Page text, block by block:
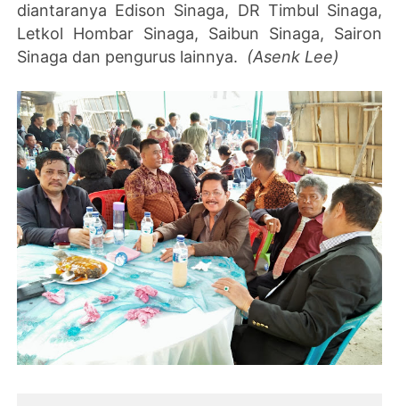
diantaranya Edison Sinaga, DR Timbul Sinaga,
Letkol Hombar Sinaga, Saibun Sinaga, Sairon
Sinaga dan pengurus lainnya. (Asenk Lee)